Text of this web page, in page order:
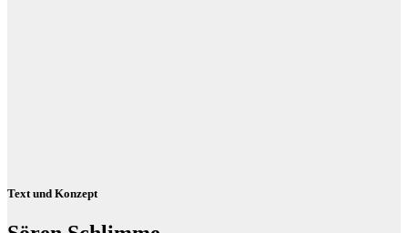
Text und Konzept